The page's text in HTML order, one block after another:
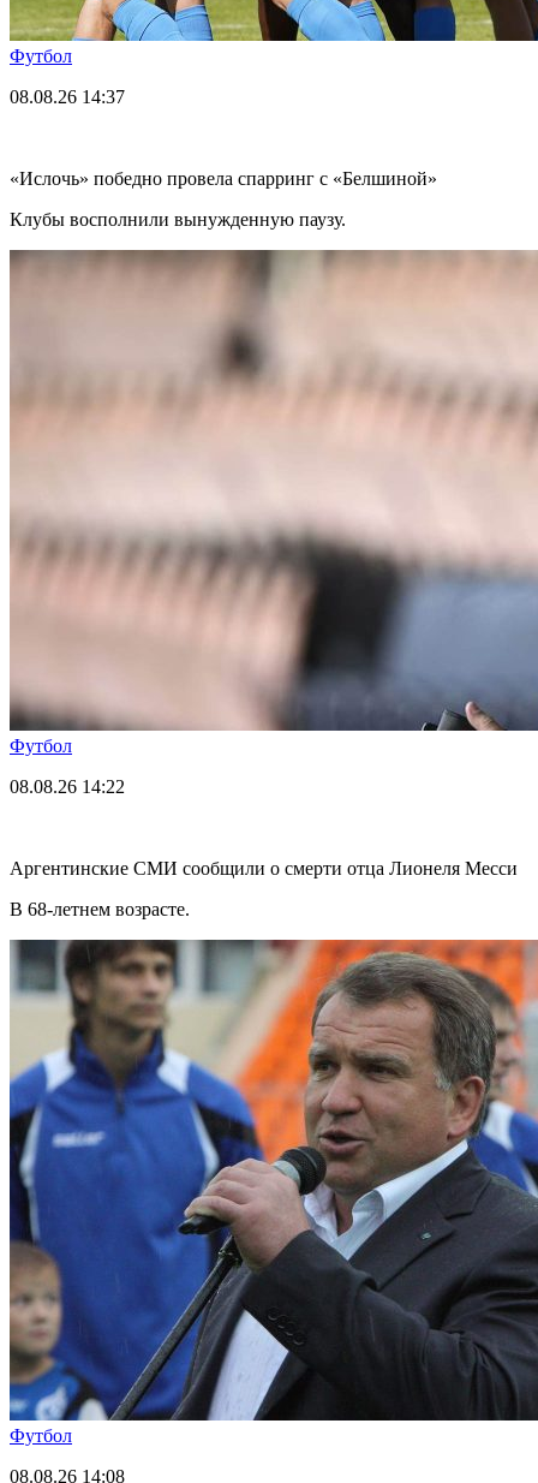
Футбол
08.08.26 14:37
«Ислочь» победно провела спарринг с «Белшиной»
Клубы восполнили вынужденную паузу.
Футбол
08.08.26 14:22
Аргентинские СМИ сообщили о смерти отца Лионеля Месси
В 68-летнем возрасте.
Футбол
08.08.26 14:08